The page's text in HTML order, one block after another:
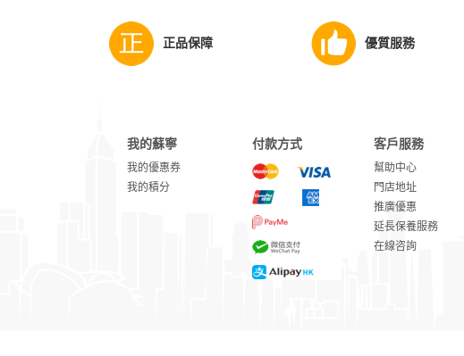
正品保障 優質服務
我的蘇寧
我的優惠券
我的積分
付款方式 客戶服務
幫助中心
門店地址
推廣優惠
延長保養服務
在線咨詢